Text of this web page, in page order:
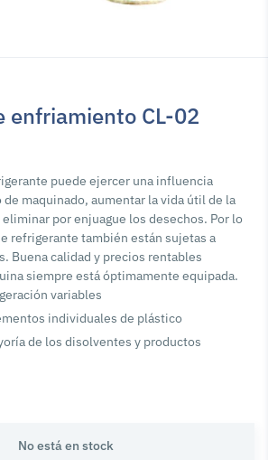
enfriamiento CL-02
puede ejercer una influencia
maquinado, aumentar la vida útil de la
por enjuague los desechos. Por lo
refrigerante también están sujetas a
Buena calidad y precios rentables
siempre está óptimamente equipada.
variables
individuales de plástico
de los disolventes y productos
No está en stock